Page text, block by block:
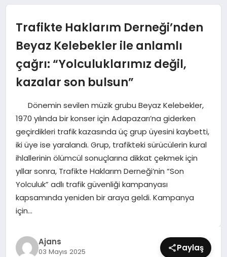
MAGAZIN
SIYASET
SPOR
TEKNOLOJI
YAŞAM
Trafikte Haklarım Derneği’nden
Beyaz Kelebekler ile anlamlı
çağrı: “Yolculuklarımız değil,
kazalar son bulsun”
Dönemin sevilen müzik grubu Beyaz Kelebekler,
1970 yılında bir konser için Adapazarı’na giderken
geçirdikleri trafik kazasında üç grup üyesini kaybetti,
iki üye ise yaralandı. Grup, trafikteki sürücülerin kural
ihlallerinin ölümcül sonuçlarına dikkat çekmek için
yıllar sonra, Trafikte Haklarım Derneği’nin “Son
Yolculuk” adlı trafik güvenliği kampanyası
kapsamında yeniden bir araya geldi. Kampanya
için…
Ajans
03 Mayıs 2025 Paylaş